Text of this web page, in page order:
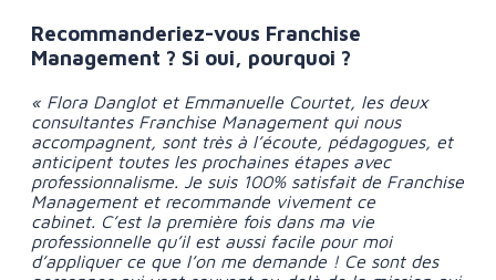
Recommanderiez-vous Franchise
Management ? Si oui, pourquoi ?
« Flora Danglot et Emmanuelle Courtet, les deux
consultantes Franchise Management qui nous
accompagnent, sont très à l’écoute, pédagogues, et
anticipent toutes les prochaines étapes avec
professionnalisme. Je suis 100% satisfait de Franchise
Management et recommande vivement ce
cabinet. C’est la première fois dans ma vie
professionnelle qu’il est aussi facile pour moi
d’appliquer ce que l’on me demande ! Ce sont des